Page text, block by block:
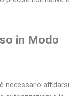
in Modo
necessario affidarsi